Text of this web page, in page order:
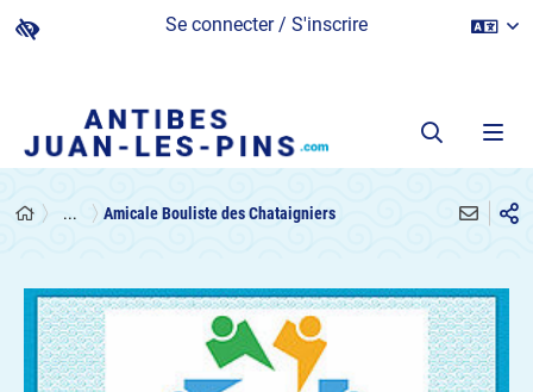
Se connecter / S'inscrire
... Amicale Bouliste des Chataigniers